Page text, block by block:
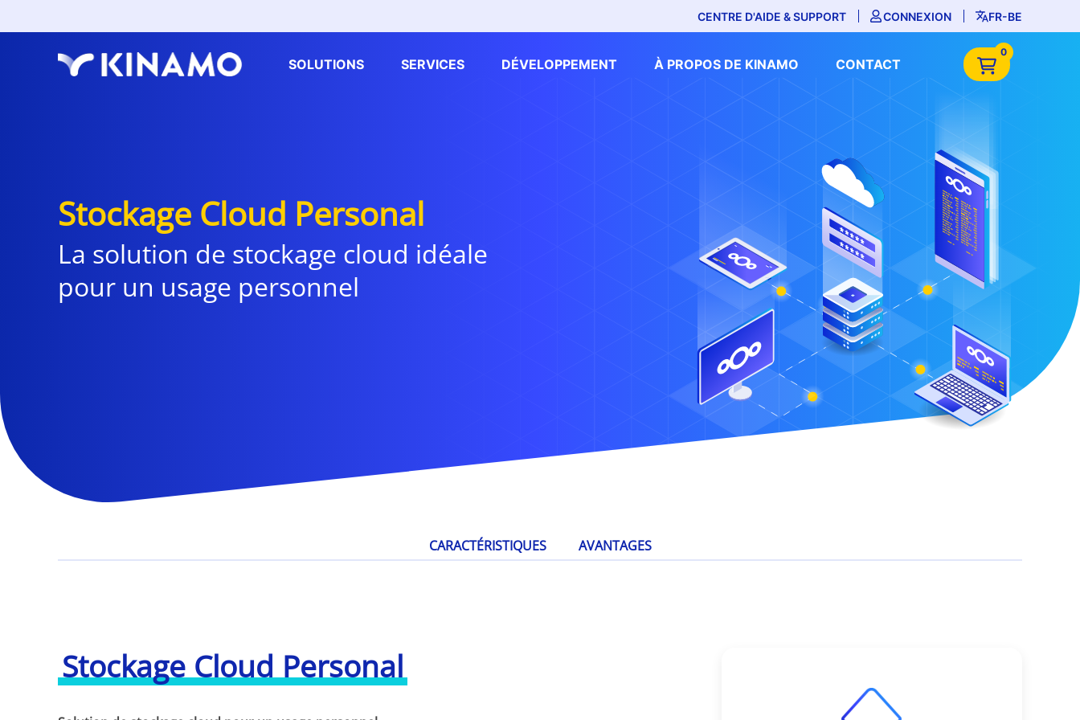
CENTRE D'AIDE & SUPPORT CONNEXION FR-BE
SOLUTIONS SERVICES DÉVELOPPEMENT À PROPOS DE KINAMO CONTACT
0
Stockage Cloud Personal
La solution de stockage cloud idéale
pour un usage personnel
CARACTÉRISTIQUES AVANTAGES
Stockage Cloud Personal